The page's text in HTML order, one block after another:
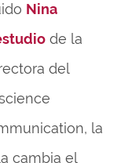
Nina
de la
del
la
cambia el